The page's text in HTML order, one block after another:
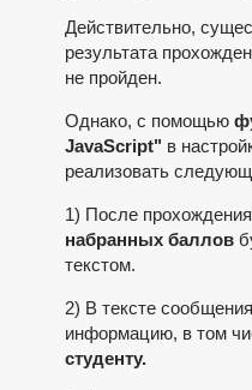
Действительно,
результата
не пройден.
Однако, с помощью
JavaScript" в
реализовать
1) После
набранных баллов
текстом.
2) В тексте
информацию, в том
студенту.